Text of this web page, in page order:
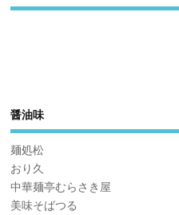
醤油味
麺処松
おり久
中華麺亭むらさき屋
美味そばつる